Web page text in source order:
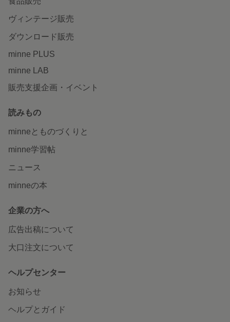
ヴィンテージ販売
ダウンロード販売
minne PLUS
minne LAB
販売支援企画・イベント
読みもの
minneとものづくりと
minne学習帖
ニュース
minneの本
企業の方へ
広告出稿について
大口注文について
ヘルプセンター
お知らせ
ヘルプとガイド